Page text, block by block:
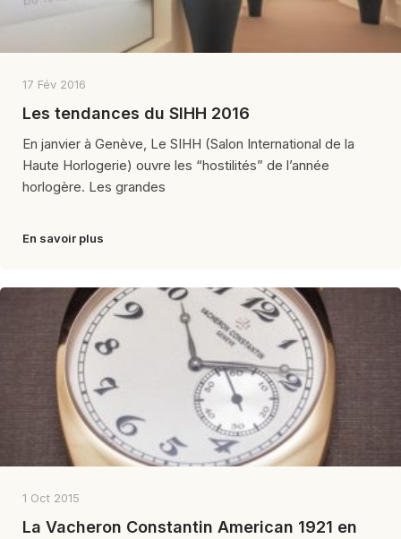
17 Fév 2016
Les tendances du SIHH 2016
En janvier à Genève, Le SIHH (Salon International de la
Haute Horlogerie) ouvre les “hostilités” de l’année
horlogère. Les grandes
En savoir plus
1 Oct 2015
La Vacheron Constantin American 1921 en